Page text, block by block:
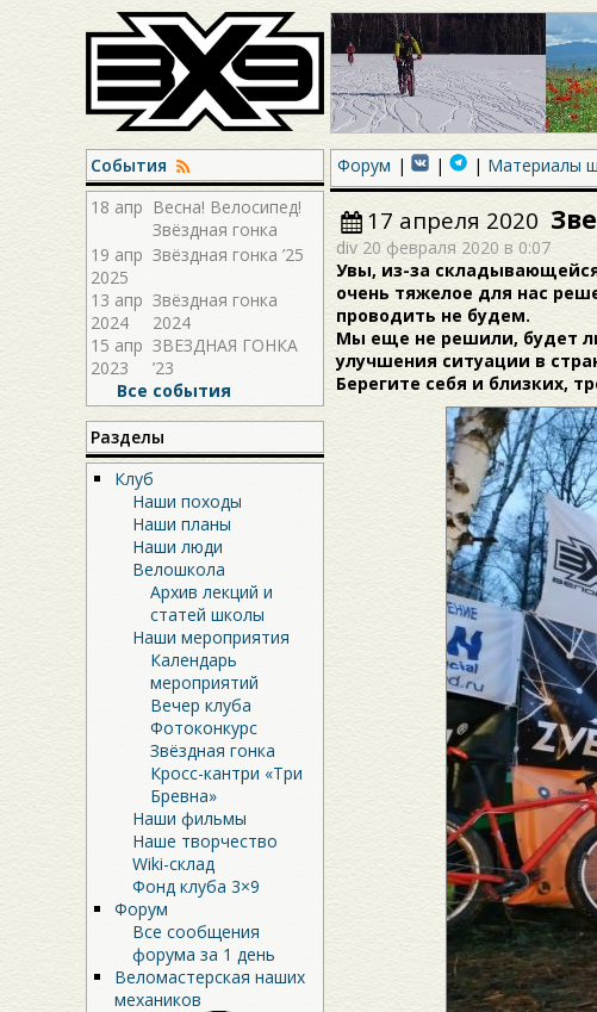
События
18 апр Весна! Велосипед!
Звёздная гонка
2026!
19 апр
2025
Звёздная гонка ’25
13 апр
2024
Звёздная гонка
2024
15 апр
2023
ЗВЕЗДНАЯ ГОНКА
’23
Все события
Разделы
Клуб
Наши походы
Наши планы
Наши люди
Велошкола
Архив лекций и
статей школы
Наши мероприятия
Календарь
мероприятий
Вечер клуба
Фотоконкурс
Звёздная гонка
Кросс-кантри «Три
Бревна»
Наши фильмы
Наше творчество
Wiki-склад
Фонд клуба 3×9
Форум
Все сообщения
форума за 1 день
Веломастерская наших
механиков
Форум Материалы
17 апреля 2020
div 20 февраля 2020 в 0:07
Увы, из-за
очень тяжелое для нас
проводить не будем.
Мы еще не решили, будет
улучшения ситуации в
Берегите себя и близких,